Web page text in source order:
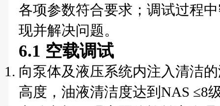
各项参数符合要求；调试过程
现并解决问题。
6.1 空载调试
向泵体及液压系统内注入清洁
高度，油液清洁度达到NAS ≤8